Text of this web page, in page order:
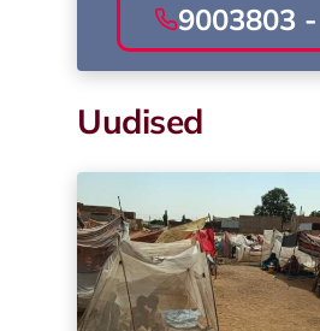
9003803 -
Uudised